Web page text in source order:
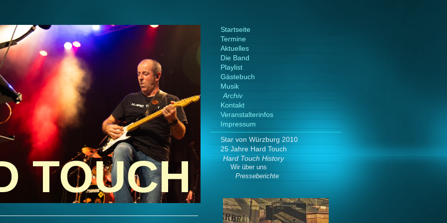
TOUCH
Startseite
Termine
Aktuelles
Die Band
Playlist
Gästebuch
Musik
Archiv
Kontakt
Veranstalterinfos
Impressum
Star von Würzburg 2010
25 Jahre Hard Touch
Hard Touch History
Wir über uns
Presseberichte